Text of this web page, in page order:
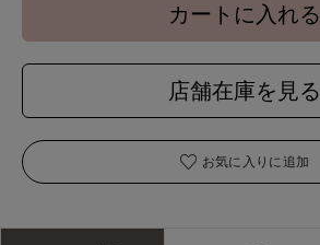
カートに入れる
店舗在庫を見る
お気に入りに追加